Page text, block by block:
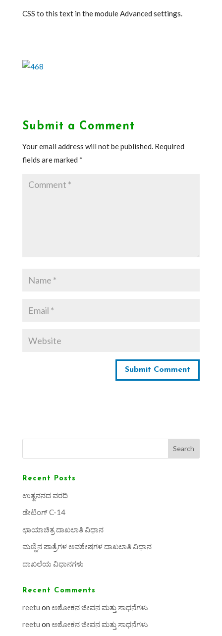
CSS to this text in the module Advanced settings.
Submit a Comment
Your email address will not be published. Required
fields are marked *
Search
Recent Posts
ಉತ್ಖನನದ ವರದಿ
ಡೇಟಿಂಗ್ C-14
ಛಾಯಾಚಿತ್ರ ದಾಖಲಾತಿ ವಿಧಾನ
ಮಣ್ಣಿನ ಪಾತ್ರೆಗಳ ಅವಶೇಷಗಳ ದಾಖಲಾತಿ ವಿಧಾನ
ದಾಖಲೆಯ ವಿಧಾನಗಳು
Recent Comments
reetu on ಅಶೋಕನ ಜೀವನ ಮತ್ತು ಸಾಧನೆಗಳು
reetu on ಅಶೋಕನ ಜೀವನ ಮತ್ತು ಸಾಧನೆಗಳು